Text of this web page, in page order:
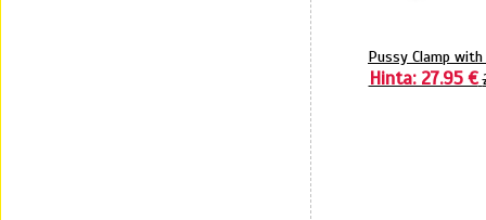
Pussy Clamp
Hinta: 27.95 €